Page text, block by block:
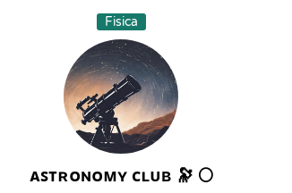
Fisica
ᴀꜱᴛʀᴏɴᴏᴍʏ ᴄʟᴜʙ 🔭 🌕